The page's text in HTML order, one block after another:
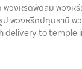
พวงหรีดพัดลม พวงห
ป พวงหรีดปทุมธานี
delivery to temple